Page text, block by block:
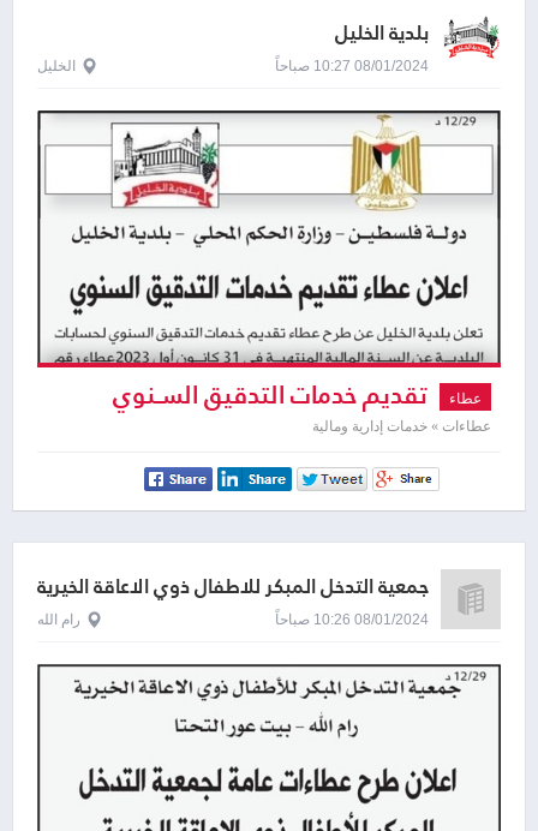
بلدية الخليل
08/01/2024 10:27 صباحاً الخليل
عطاء تقديم خدمات التدقيق السـنوي
لحسابات البلدية
عطاءات » خدمات إدارية ومالية
جمعية التدخل المبكر للاطفال ذوي الاعاقة الخيرية
رام الله
08/01/2024 10:26 صباحاً رام الله